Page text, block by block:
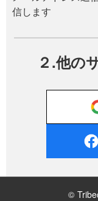
信します
２.他の
©